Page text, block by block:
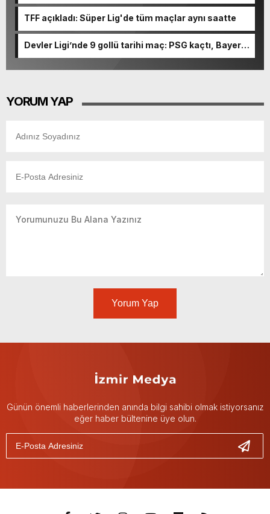
TFF açıkladı: Süper Lig'de tüm maçlar aynı saatte
Devler Ligi’nde 9 gollü tarihi maç: PSG kaçtı, Bayern
YORUM YAP
Yorum Yap
Günün önemli haberlerinden anında bilgi sahibi olmak istiyorsanız
eğer haber bültenine üye olun.